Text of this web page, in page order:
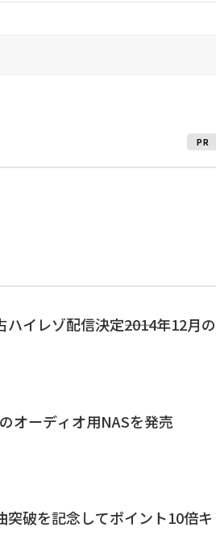
PR
イレゾ配信決定――2014年12月の
オーディオ用NASを発売
破を記念してポイント10倍キ